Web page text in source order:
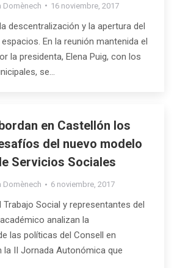
Domènech 16 noviembre, 2017
descentralización y la apertura del
En la reunión mantenida el
la presidenta, Elena Puig, con los
se…
en Castellón los
del nuevo modelo
Servicios Sociales
Domènech 6 noviembre, 2017
Social y representantes del
analizan la
las políticas del Consell en
la II Jornada Autonómica que